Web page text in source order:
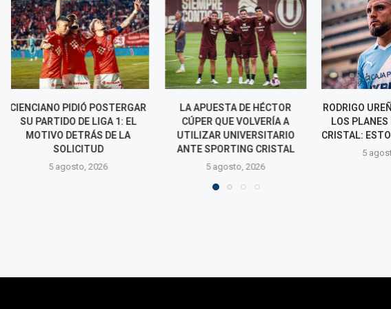
LA APUESTA DE HÉCTOR
CÚPER QUE VOLVERÍA A
UTILIZAR UNIVERSITARIO
ANTE SPORTING CRISTAL
5 agosto, 2026
RODRIGO UREÑA APARECIÓ EN
LOS PLANES DE SPORTING
CRISTAL: ESTO ES LO QUE SE...
5 agosto, 2026
¿QUIÉN ES
EL RIVAL
PRUEBA A
5